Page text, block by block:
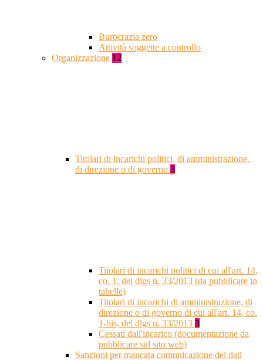
Burocrazia zero
Attività soggette a controllo
Organizzazione 12
Titolari di incarichi politici, di amministrazione,
di direzione o di governo 3
Titolari di incarichi politici di cui all'art. 14,
co. 1, del dlgs n. 33/2013 (da pubblicare in
tabelle)
Titolari di incarichi di amministrazione, di
direzione o di governo di cui all'art. 14, co.
1-bis, del dlgs n. 33/2013 3
Cessati dall'incarico (documentazione da
pubblicare sul sito web)
Sanzioni per mancata comunicazione dei dati